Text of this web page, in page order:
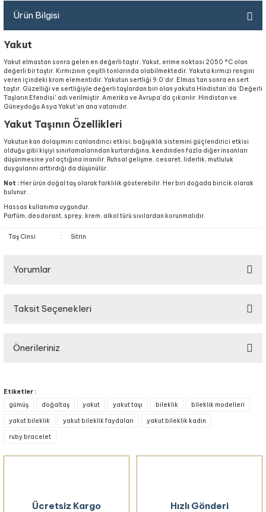
Ürün Bilgisi
Yakut
Yakut elmastan sonra gelen en değerli taştır. Yakut, erime noktası 2050 °C olan
değerli bir taştır. Kırmızının çeşitli tonlarında olabilmektedir. Yakuta kırmızı rengini
veren içindeki krom elementidir. Yakutun sertliği 9.0’dır. Elmas’tan sonra en sert
taştır. Güzelliği ve sertliğiyle değerli taşlardan biri olan yakuta Hindistan’da ‘Değerli
Taşların Efendisi’ adı verilmiştir. Amerika ve Avrupa’da çıkarılır. Hindistan ve
Güneydoğu Asya Yakut’un ana vatanıdır.
Yakut Taşının Özellikleri
Yakutun kan dolaşımını canlandırıcı etkisi, bağışıklık sistemini güçlendirici etkisi
olduğu gibi kişiyi sınırlamalarından kurtardığına, kendinden fazla diğer insanları
düşünmesine yol açtığına inanılır. Ruhsal gelişme, cesaret, liderlik, mutluluk
duygularını arttırdığı da düşünülür.
Not : Her ürün doğal taş olarak farklılık gösterebilir. Her biri doğada biricik olarak
bulunur.
Hassas kullanıma uygundur.
Parfüm, deodorant, sprey, krem, alkol türü sıvılardan korunmalıdır.
Taş Cinsi : Sitrin
Yorumlar
Taksit Seçenekleri
Önerileriniz
Görüş ve önerileriniz için teşekkür ederiz.
Ürün resmi kalitesiz, bozuk veya görüntülenemiyor.
Ürün açıklamasında eksik bilgiler bulunuyor.
Bu ürüne benzer farklı alternatifler olmalı.
Etiketler :
gümüş
doğaltaş yakut yakut taşı bileklik bileklik modelleri
yakut bileklik yakut bileklik faydaları yakut bileklik kadın
ruby bracelet
Ücretsiz Kargo Hızlı Gönderi